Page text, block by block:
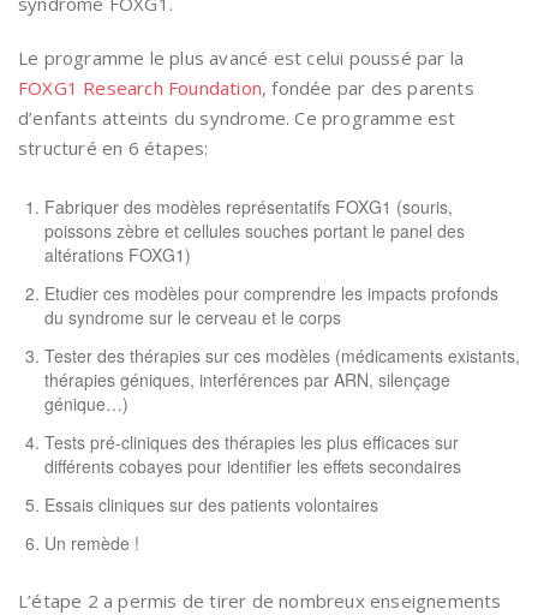
Le programme le plus avancé est celui poussé par la
FOXG1 Research Foundation, fondée par des parents
d’enfants atteints du syndrome. Ce programme est
structuré en 6 étapes:
Fabriquer des modèles représentatifs FOXG1 (souris,
poissons zèbre et cellules souches portant le panel des
altérations FOXG1)
Etudier ces modèles pour comprendre les impacts profonds
du syndrome sur le cerveau et le corps
Tester des thérapies sur ces modèles (médicaments existants,
thérapies géniques, interférences par ARN, silençage
génique…)
Tests pré-cliniques des thérapies les plus efficaces sur
différents cobayes pour identifier les effets secondaires
Essais cliniques sur des patients volontaires
Un remède !
L’étape 2 a permis de tirer de nombreux enseignements